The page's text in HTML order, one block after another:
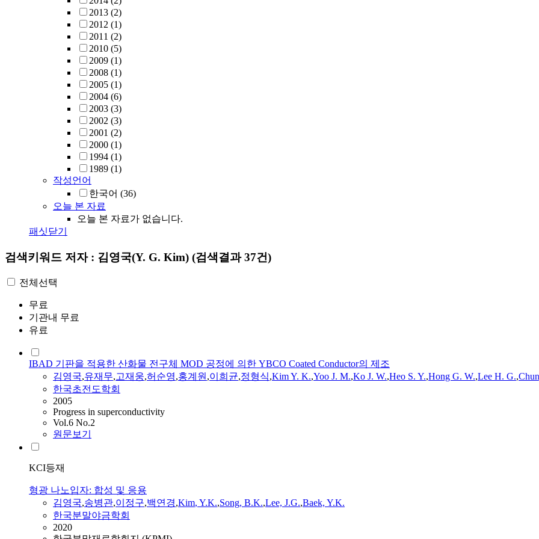
2013 (2)
2012 (1)
2011 (2)
2010 (5)
2009 (1)
2008 (1)
2005 (1)
2004 (6)
2003 (3)
2002 (3)
2001 (2)
2000 (1)
1994 (1)
1989 (1)
작성언어
한국어 (36)
오늘 본 자료
오늘 본 자료가 없습니다.
패싯닫기
검색키워드 저자 : 김영국(Y. G. Kim) (검색결과 37건)
전체선택
무료
기관내 무료
유료
IBAD 기판을 적용한 산화물 전구체 MOD 공정에 의한 YBCO Coated Conductor의 제조
김영국,유재무,고재웅,허순영,홍계원,이희균,정형식,KimY. K.,Yoo J. M.,Ko J. W.,Heo S. Y.,Hong G. W.,Lee H. G.,
한국초전도학회
2005
Progress in superconductivity
Vol.6 No.2
원문보기
KCI등재
형광 나노입자: 합성 및 응용
김영국,송병관,이정구,백연경,Kim, Y.K.,Song, B.K.,Lee, J.G.,Baek, Y.K.
한국분말야금학회
2020